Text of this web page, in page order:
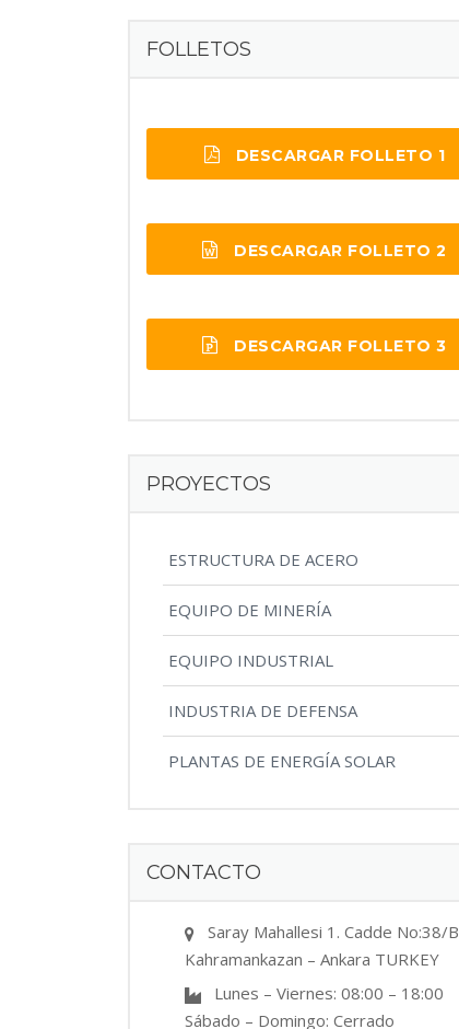
FOLLETOS
DESCARGAR FOLLETO 1
DESCARGAR FOLLETO 2
DESCARGAR FOLLETO 3
PROYECTOS
ESTRUCTURA DE ACERO
EQUIPO DE MINERÍA
EQUIPO INDUSTRIAL
INDUSTRIA DE DEFENSA
PLANTAS DE ENERGÍA SOLAR
CONTACTO
Saray Mahallesi 1. Cadde No:38/B
Kahramankazan – Ankara TURKEY
Lunes – Viernes: 08:00 – 18:00
Sábado – Domingo: Cerrado